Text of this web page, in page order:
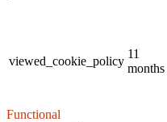
viewed_cookie_policy
11
months
Functional